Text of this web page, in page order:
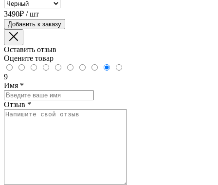
3490₽ / шт
Добавить к заказу
Оставить отзыв
Оцените товар
9
Имя *
Отзыв *